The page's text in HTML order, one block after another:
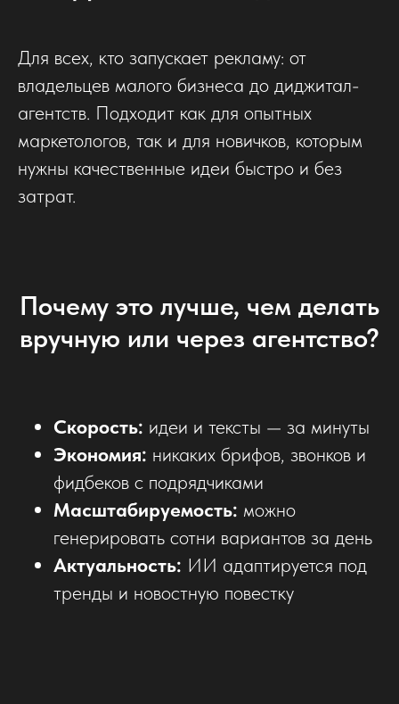
Для всех, кто запускает рекламу: от
владельцев малого бизнеса до диджитал-
агентств. Подходит как для опытных
маркетологов, так и для новичков, которым
нужны качественные идеи быстро и без
затрат.
Почему это лучше, чем делать
вручную или через агентство?
Скорость: идеи и тексты — за минуты
Экономия: никаких брифов, звонков и
фидбеков с подрядчиками
Масштабируемость: можно
генерировать сотни вариантов за день
Актуальность: ИИ адаптируется под
тренды и новостную повестку